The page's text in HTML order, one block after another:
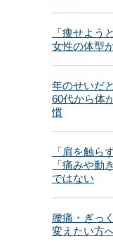
「痩せよう
女性の体型
年のせいだ
60代から体
慣
「肩を触ら
「痛みや動
ではない
腰痛・ぎっ
変えたい方